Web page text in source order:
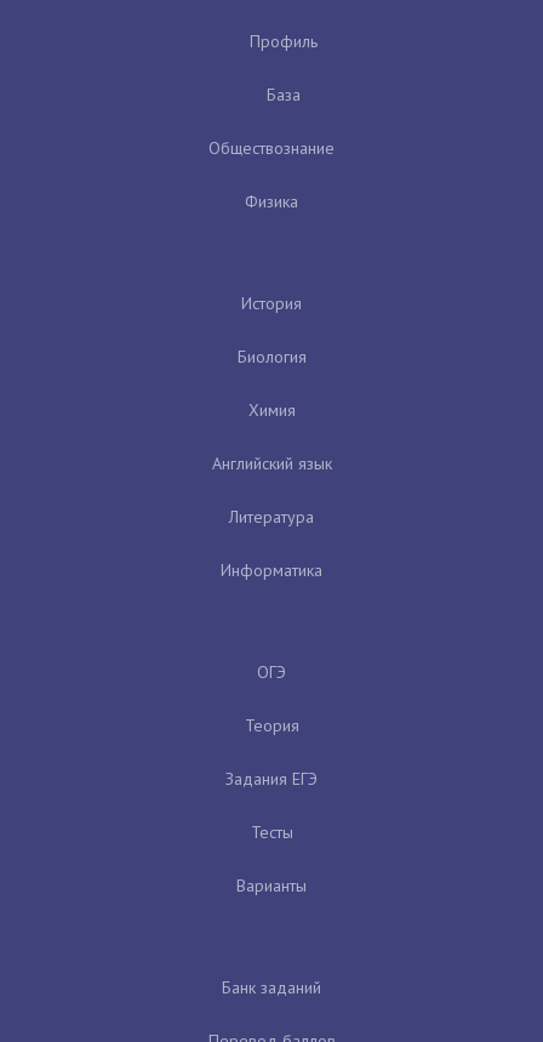
Профиль
База
Обществознание
Физика
История
Биология
Химия
Английский язык
Литература
Информатика
ОГЭ
Теория
Задания ЕГЭ
Тесты
Варианты
Банк заданий